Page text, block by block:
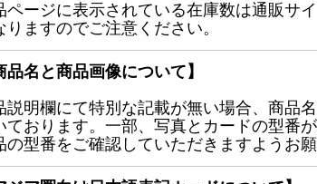
ページに表示されている在庫数は通販サ
りますのでご注意ください。
品名と商品画像について】
説明欄にて特別な記載が無い場合、商品
ております。一部、写真とカードの型番
の型番をご確認していただきますようお願